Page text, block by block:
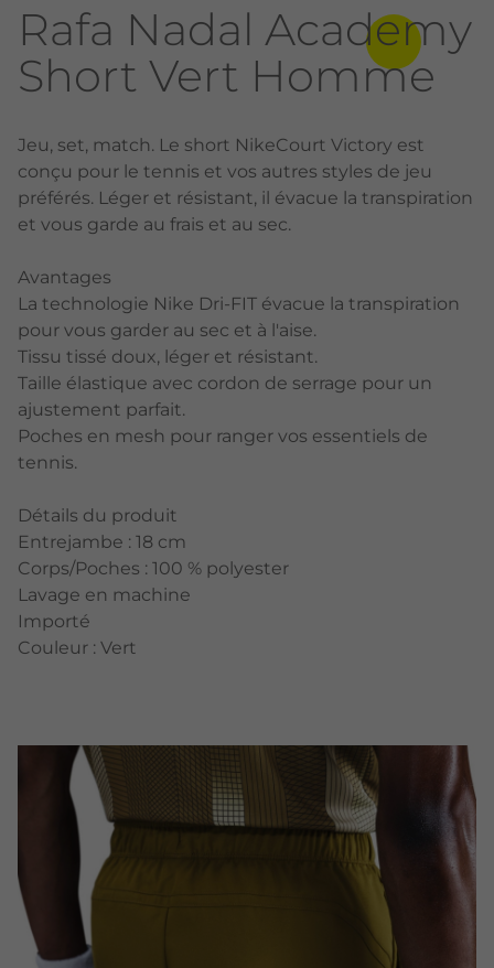
Rafa Nadal Academy
Short Vert Homme
Jeu, set, match. Le short NikeCourt Victory est
conçu pour le tennis et vos autres styles de jeu
préférés. Léger et résistant, il évacue la transpiration
et vous garde au frais et au sec.
Avantages
La technologie Nike Dri-FIT évacue la transpiration
pour vous garder au sec et à l'aise.
Tissu tissé doux, léger et résistant.
Taille élastique avec cordon de serrage pour un
ajustement parfait.
Poches en mesh pour ranger vos essentiels de
tennis.
Détails du produit
Entrejambe : 18 cm
Corps/Poches : 100 % polyester
Lavage en machine
Importé
Couleur : Vert